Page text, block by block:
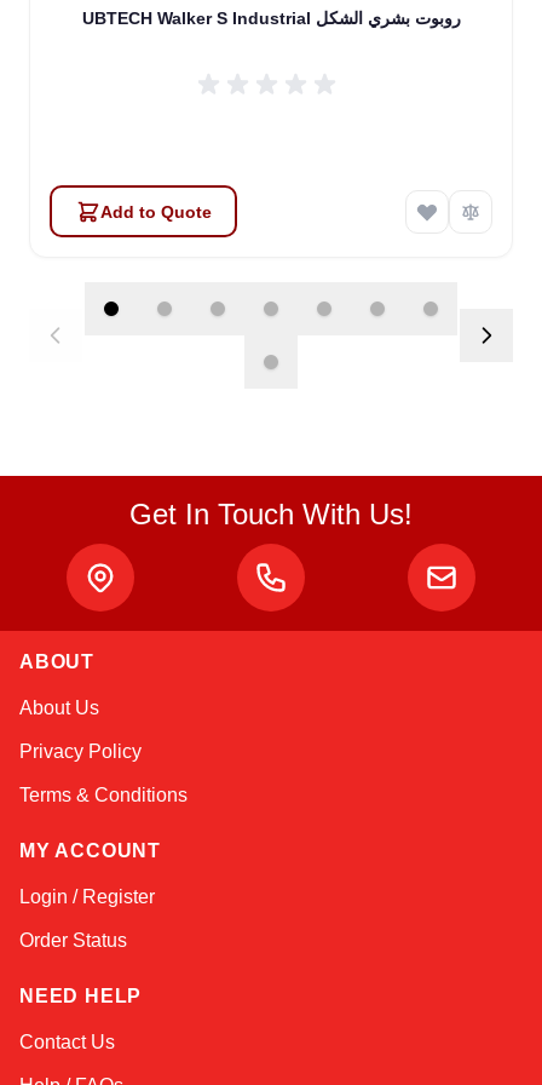
UBTECH Walker S Industrial روبوت بشري الشكل
Add to Quote
Get In Touch With Us!
ABOUT
About Us
Privacy Policy
Terms & Conditions
MY ACCOUNT
Login / Register
Order Status
NEED HELP
Contact Us